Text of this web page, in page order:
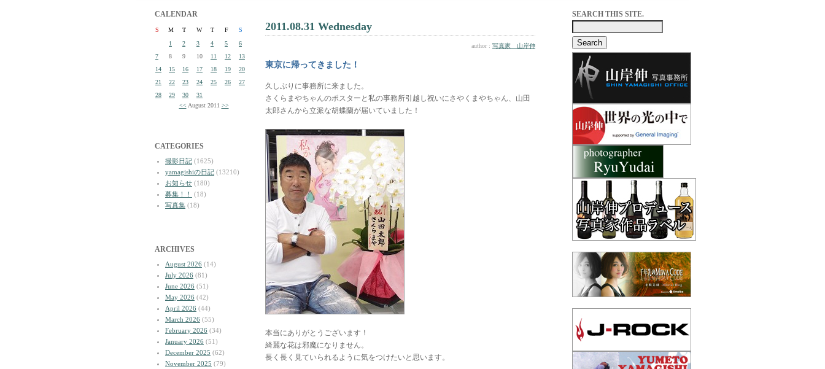
CALENDAR
S M T W T F
S
1
2 3 4 5
6
7
8 9 10 11 12
13
14
15 16 17 18 19
20
21
22 23 24 25 26
27
28
29 30
31
<< August 2011 >>
CATEGORIES
撮影日記 (1625)
yamagishiの日記 (13210)
お知らせ (180)
募集！！
(18)
写真集 (18)
ARCHIVES
August 2026 (14)
July 2026 (81)
June 2026 (51)
May 2026 (42)
April 2026 (44)
March 2026 (55)
February 2026 (34)
January 2026 (51)
December 2025 (62)
November 2025 (79)
2011.08.31 Wednesday
author : 写真家 山岸伸
東京に帰ってきました！
久しぶりに事務所に来ました。
さくらまやちゃんのポスターと私の事務所引越し祝いにさやくまやちゃん、山田
太郎さんから立派な胡蝶蘭が届いていました！
本当にありがとうございます！
綺麗な花は邪魔になりません。
長く長く見ていられるように気をつけたいと思います。
SEARCH THIS SITE.